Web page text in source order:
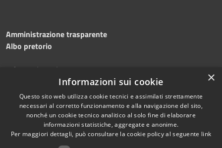
Amministrazione trasparente
Albo pretorio
Informativa privacy
Dichiarazione di accessibilità
Copyright © 2026 • Comune di
×
Informazioni sui cookie
Questo sito web utilizza cookie tecnici e assimilati strettamente
necessari al corretto funzionamento e alla navigazione del sito,
nonché un cookie tecnico analitico al solo fine di elaborare
informazioni statistiche, aggregate e anonime.
Per maggiori dettagli, può consultare la cookie policy al seguente link